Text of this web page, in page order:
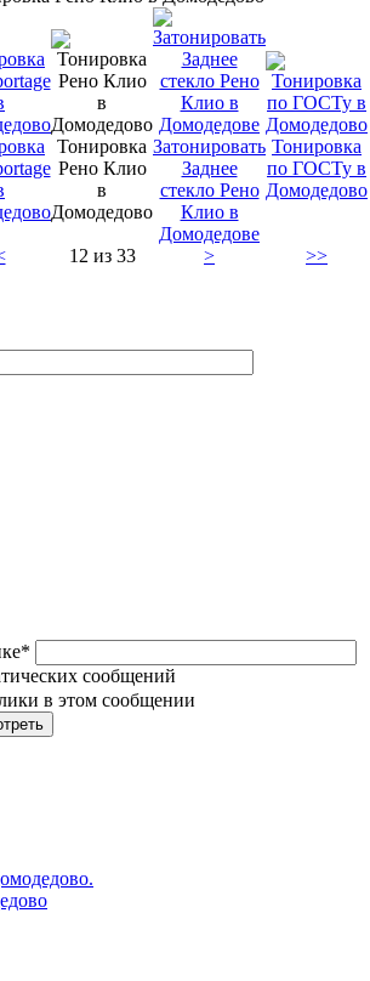
Тонировка
Рено Клио
в
Домодедово
Затонировать
Заднее
стекло Рено
Клио в
Домодедове
Тонировка
по ГОСТу в
Домодедово
12 из 33 >
>>
*
в этом сообщении